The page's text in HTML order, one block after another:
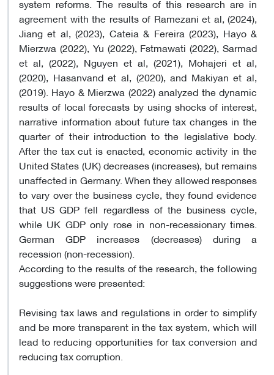
agreement with the results of Ramezani et al, (2024),
Jiang et al, (2023), Cateia & Fereira (2023), Hayo &
Mierzwa (2022), Yu (2022), Fstmawati (2022), Sarmad
et al, (2022), Nguyen et al, (2021), Mohajeri et al,
(2020), Hasanvand et al, (2020), and Makiyan et al,
(2019). Hayo & Mierzwa (2022) analyzed the dynamic
results of local forecasts by using shocks of interest,
narrative information about future tax changes in the
quarter of their introduction to the legislative body.
After the tax cut is enacted, economic activity in the
United States (UK) decreases (increases), but remains
unaffected in Germany. When they allowed responses
to vary over the business cycle, they found evidence
that US GDP fell regardless of the business cycle,
while UK GDP only rose in non-recessionary times.
German GDP increases (decreases) during a
recession (non-recession).
According to the results of the research, the following
suggestions were presented:
Revising tax laws and regulations in order to simplify
and be more transparent in the tax system, which will
lead to reducing opportunities for tax conversion and
reducing tax corruption.